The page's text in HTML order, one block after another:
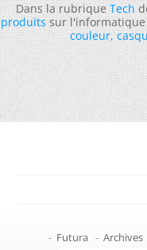
Dans la rubriqueTech
produitssur l'informatique
couleur,
- Futura - Archives